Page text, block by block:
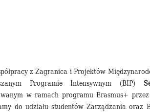
z Zagranica i Projektów
Programie Intensywnym (BIP)
w ramach programu Erasmus+
do udziału studentów Zarządzania oraz